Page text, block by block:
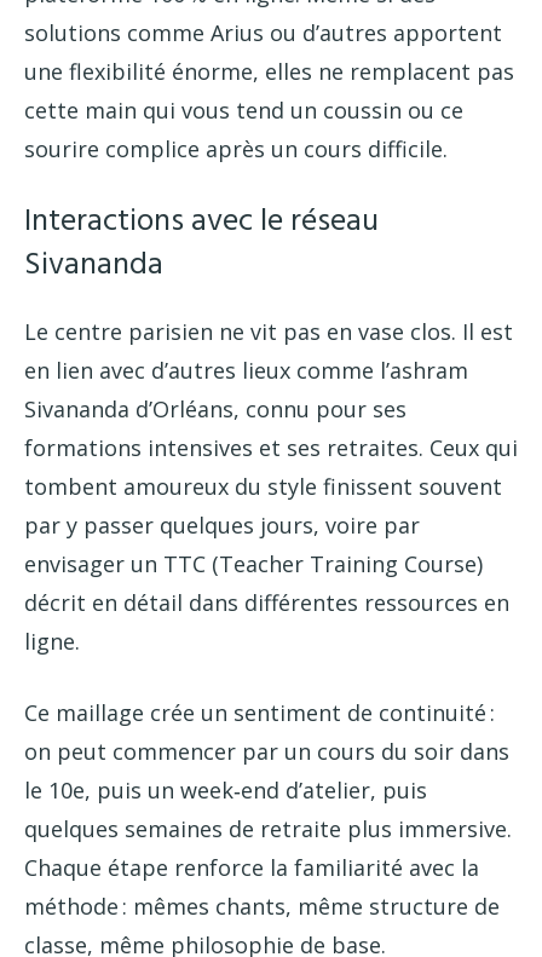
solutions comme Arius ou d’autres apportent
une flexibilité énorme, elles ne remplacent pas
cette main qui vous tend un coussin ou ce
sourire complice après un cours difficile.
Interactions avec le réseau
Sivananda
Le centre parisien ne vit pas en vase clos. Il est
en lien avec d’autres lieux comme l’ashram
Sivananda d’Orléans, connu pour ses
formations intensives et ses retraites. Ceux qui
tombent amoureux du style finissent souvent
par y passer quelques jours, voire par
envisager un TTC (Teacher Training Course)
décrit en détail dans différentes ressources en
ligne.
Ce maillage crée un sentiment de continuité :
on peut commencer par un cours du soir dans
le 10e, puis un week‑end d’atelier, puis
quelques semaines de retraite plus immersive.
Chaque étape renforce la familiarité avec la
méthode : mêmes chants, même structure de
classe, même philosophie de base.